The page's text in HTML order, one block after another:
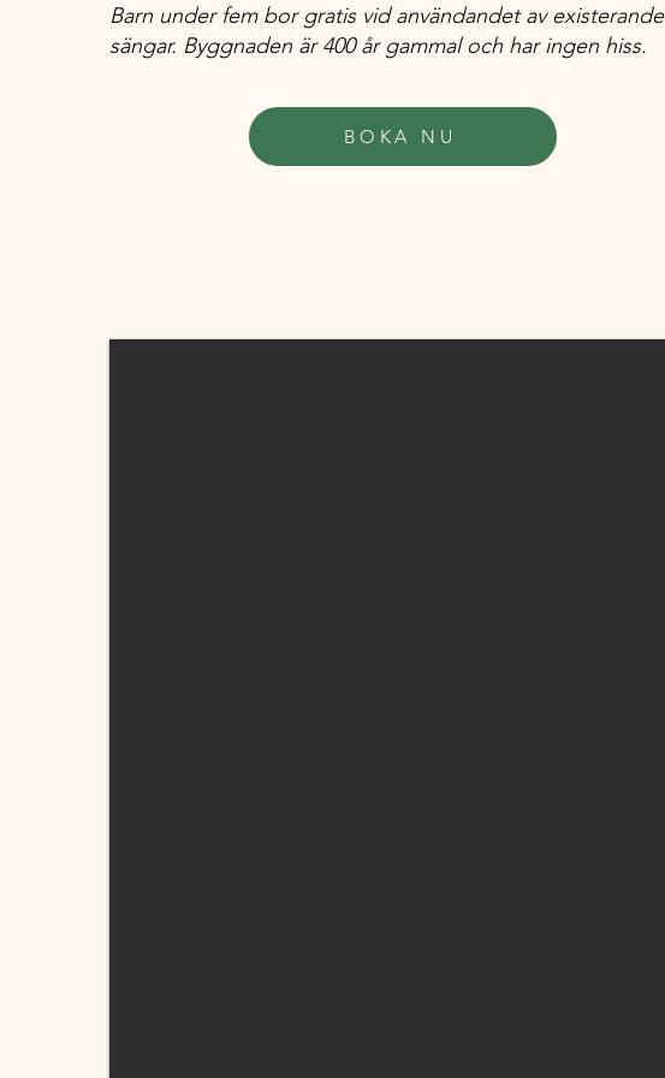
Barn under fem bor gratis vid användandet av existerande
sängar. Byggnaden är 400 år gammal och har ingen hiss.
BOKA NU